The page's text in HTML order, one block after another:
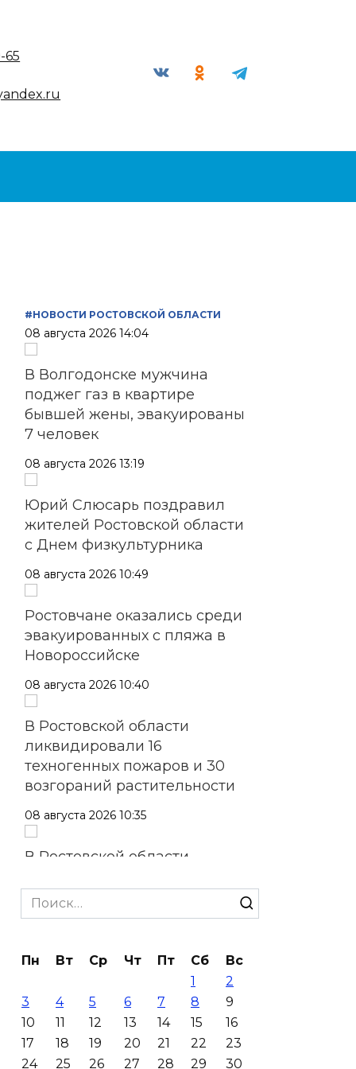
65
#НОВОСТИ РОСТОВСКОЙ ОБЛАСТИ
08 августа 2026 14:04
В Волгодонске мужчина
поджег газ в квартире
бывшей жены, эвакуированы
7 человек
08 августа 2026 13:19
Юрий Слюсарь поздравил
жителей Ростовской области
с Днем физкультурника
08 августа 2026 10:49
Ростовчане оказались среди
эвакуированных с пляжа в
Новороссийске
08 августа 2026 10:40
В Ростовской области
ликвидировали 16
техногенных пожаров и 30
возгораний растительности
08 августа 2026 10:35
В Ростовской области
предупреждение из-за
высокого риска пожаров
Утром над акваторией
Азовского моря сбили
вражеские БПЛА
08 августа 2026 09:29
Search
for:
Пн Вт Ср Чт Пт Сб
Вс
1
2
3
4 5 6 7 8
9
10
11 12 13 14 15
16
17
18 19 20 21 22
23
24
25 26 27 28 29
30